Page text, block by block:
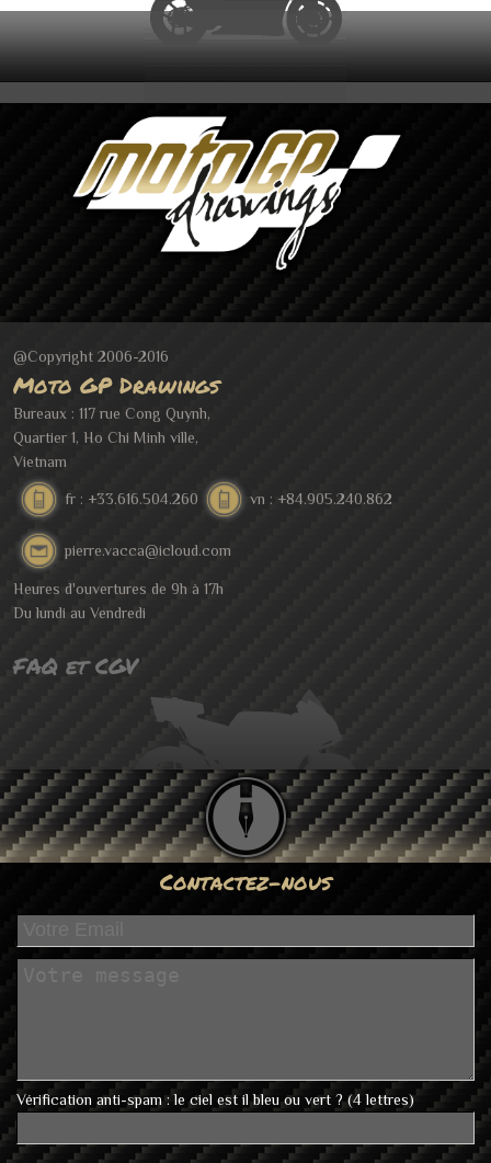
@Copyright 2006-2016
Moto GP Drawings
Bureaux : 117 rue Cong Quynh,
Quartier 1, Ho Chi Minh ville,
Vietnam
fr : +33.616.504.260 vn : +84.905.240.862
pierre.vacca@icloud.com
Heures d'ouvertures de 9h à 17h
Du lundi au Vendredi
FAQ et CGV
Contactez-nous
Vérification anti-spam : le ciel est il bleu ou vert ? (4 lettres)